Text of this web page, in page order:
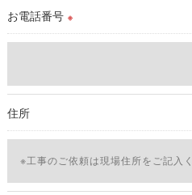
理対策を実施します。
をご提供できない場合がござい
＜個人情報の開示･訂正・削除･
続を定めさせて頂いております。
ご本人である事を確認のうえ、
お電話番号 ※
住所